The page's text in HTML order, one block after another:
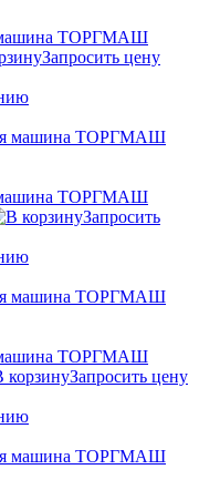
машина ТОРГМАШ
Запросить цену
машина ТОРГМАШ
Запросить
машина ТОРГМАШ
Запросить цену